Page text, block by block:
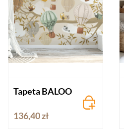
Tapeta BALOO
136,40 zł